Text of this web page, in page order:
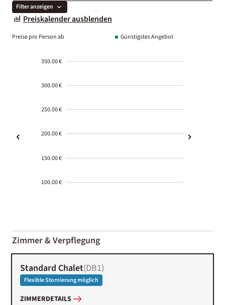
Filter anzeigen
Preiskalender ausblenden
Preise pro Person ab Günstigstes Angebot
350.00 €
300.00 €
250.00 €
200.00 €
150.00 €
100.00 €
01-02
Zimmer & Verpflegung
Standard Chalet(DB1)
Flexible Stornierung möglich
ZIMMERDETAILS